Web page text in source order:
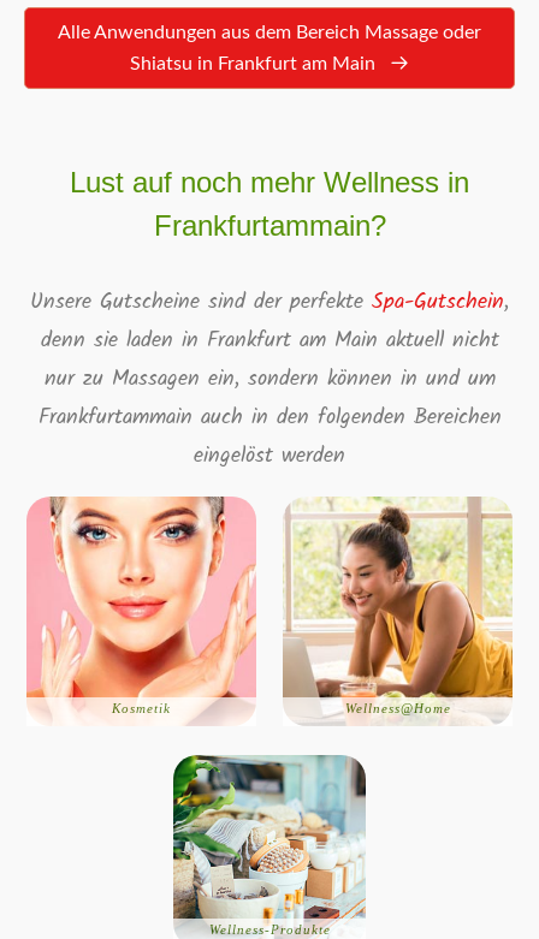
Alle Anwendungen aus dem Bereich Massage oder
Shiatsu in Frankfurt am Main
Lust auf noch mehr Wellness in
Frankfurtammain?
Unsere Gutscheine sind der perfekte Spa-Gutschein,
denn sie laden in Frankfurt am Main aktuell nicht
nur zu Massagen ein, sondern können in und um
Frankfurtammain auch in den folgenden Bereichen
eingelöst werden
Kosmetik Wellness@Home
Wellness-Produkte